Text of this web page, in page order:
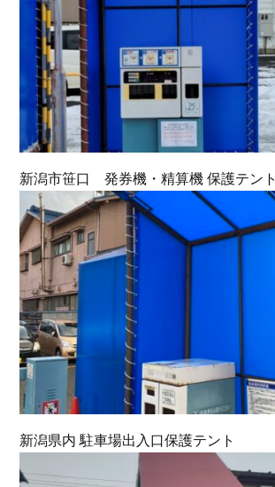
新潟市笹口 発券機・精算機 保護テント
新潟県内 駐車場出入口保護テント